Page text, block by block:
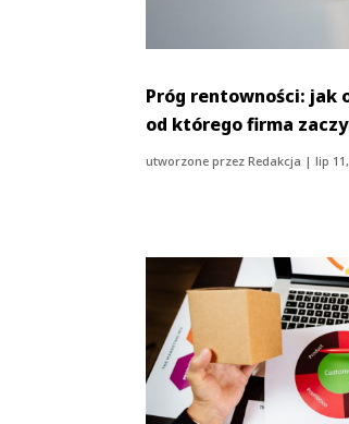
Próg rentowności: jak
od którego firma
utworzone przezRedakcja |lip